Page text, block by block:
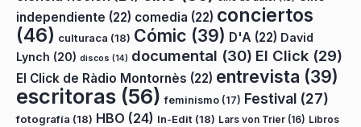
independiente (22) comedia (22) conciertos
(46) culturaca (18) Cómic (39) D'A (22) David
Lynch (20) discos (14) documental (30) El Click (29)
El Click de Ràdio Montornès (22) entrevista (39)
escritoras (56) feminismo (17) Festival (27)
fotografía (18) HBO (24) In-Edit (18) Lars von Trier (16) Libros